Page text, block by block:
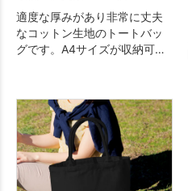
適度な厚みがあり非常に丈夫
なコットン生地のトートバッ
グです。A4サイズが収納可能
ベルティはもちろん、販売品
や個人利用まで幅広い用途で
大人気です。肩かけ利用も可
能なので、エコバッグとして
もおすすめです。※エコマーク
付